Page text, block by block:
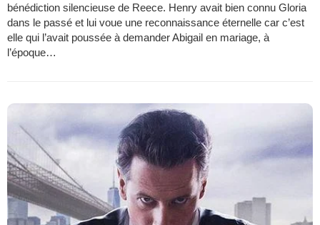
bénédiction silencieuse de Reece. Henry avait bien connu Gloria
dans le passé et lui voue une reconnaissance éternelle car c’est
elle qui l’avait poussée à demander Abigail en mariage, à
l’époque…